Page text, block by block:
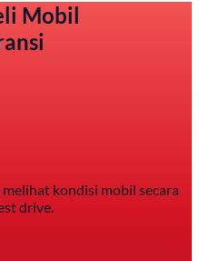
Mobil
kondisi mobil secara
drive.